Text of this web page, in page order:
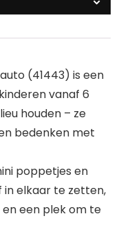
(41443) is een
vanaf 6
houden – ze
bedenken met
poppetjes en
in elkaar te zetten,
een plek om te